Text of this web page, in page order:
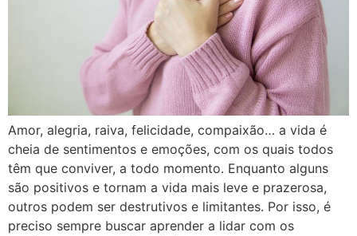
Amor, alegria, raiva, felicidade, compaixão… a vida é
cheia de sentimentos e emoções, com os quais todos
têm que conviver, a todo momento. Enquanto alguns
são positivos e tornam a vida mais leve e prazerosa,
outros podem ser destrutivos e limitantes. Por isso, é
preciso sempre buscar aprender a lidar com os